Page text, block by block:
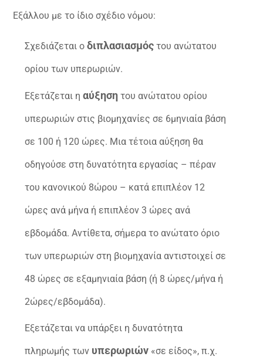
Εξάλλου με το ίδιο σχέδιο νόμου:
Σχεδιάζεται οδιπλασιασμός του ανώτατου
ορίου των υπερωριών.
Εξετάζεται ηαύξηση του ανώτατου ορίου
υπερωριών στις βιομηχανίες σε 6μηνιαία βάση
σε 100 ή 120 ώρες. Μια τέτοια αύξηση θα
οδηγούσε στη δυνατότητα εργασίας – πέραν
του κανονικού 8ώρου – κατά επιπλέον 12
ώρες ανά μήνα ή επιπλέον 3 ώρες ανά
εβδομάδα. Αντίθετα, σήμερα το ανώτατο όριο
των υπερωριών στη βιομηχανία αντιστοιχεί σε
48 ώρες σε εξαμηνιαία βάση (ή 8 ώρες/μήνα ή
2ώρες/εβδομάδα).
Εξετάζεται να υπάρξει η δυνατότητα
πληρωμής των υπερωριών «σε είδος», π.χ.